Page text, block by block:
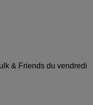
& Friends du vendredi